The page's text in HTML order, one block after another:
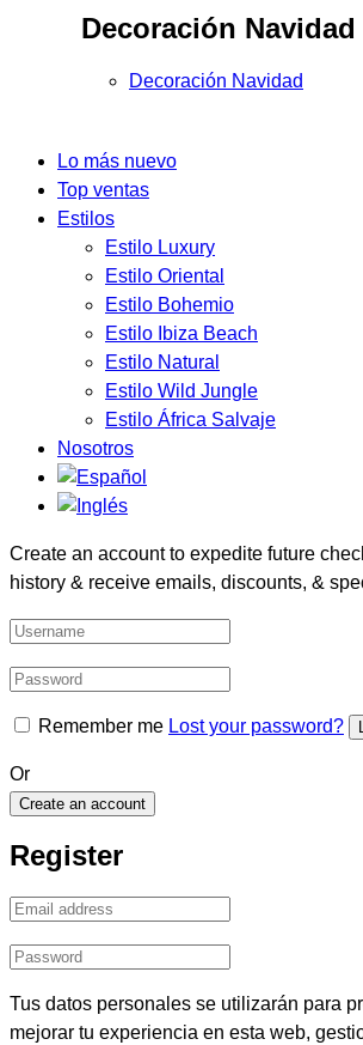
Decoración Navidad
Decoración Navidad
Lo más nuevo
Top ventas
Estilos
Estilo Luxury
Estilo Oriental
Estilo Bohemio
Estilo Ibiza Beach
Estilo Natural
Estilo Wild Jungle
Estilo África Salvaje
Nosotros
Create an account to expedite future
history & receive emails, discounts, &
Remember me Lost your password?
Or
Create an account
Register
Tus datos personales se utilizarán para
mejorar tu experiencia en esta web,